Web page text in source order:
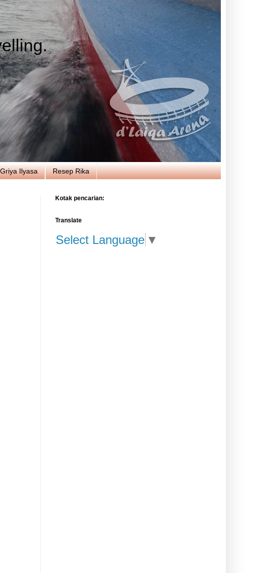
Griya Ilyasa Resep Rika
Kotak pencarian:
Translate
Select Language ▼